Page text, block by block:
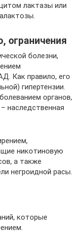
лактазы или
ограничения
болезни,
Как правило, его
гипертензии.
органов,
наследственная
никотиновую
а также
негроидной расы.
которые